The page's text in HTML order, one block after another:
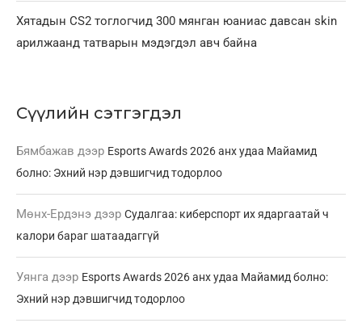
Хятадын CS2 тоглогчид 300 мянган юаниас давсан skin
арилжаанд татварын мэдэгдэл авч байна
Сүүлийн сэтгэгдэл
Бямбажав дээр Esports Awards 2026 анх удаа Майамид
болно: Эхний нэр дэвшигчид тодорлоо
Мөнх-Ердэнэ дээр Судалгаа: киберспорт их ядаргаатай ч
калори бараг шатаадаггүй
Уянга дээр Esports Awards 2026 анх удаа Майамид болно:
Эхний нэр дэвшигчид тодорлоо